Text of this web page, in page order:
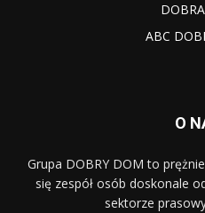
ABC
O
Grupa DOBRY DOM to
się zespół osób doskonale
sektorze